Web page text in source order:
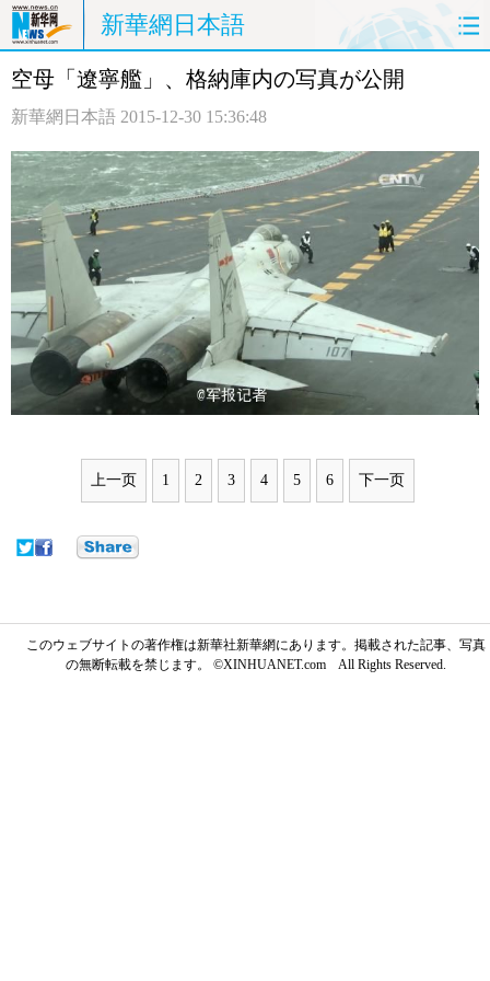
新華網日本語
ホームページ 政治 経済
評論 写真
中日対訳
空母「遼寧艦」、格納庫内の写真が公開
新華網日本語 2015-12-30 15:36:48
上一页 1 2 3 4 5 6 下一页
このウェブサイトの著作権は新華社新華網にあります。掲載された記事、写真
の無断転載を禁じます。 ©XINHUANET.com All Rights Reserved.